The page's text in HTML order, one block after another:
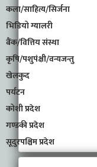
कला/साहित्य/सिर्जना
भिडियो ग्यालरी
बैंक/वित्तिय संस्था
कृषि/पशुपंक्षी/वन्यजन्तु
खेलकुद
पर्यटन
कोशी प्रदेश
गण्डकी प्रदेश
सूदुरपश्चिम प्रदेश